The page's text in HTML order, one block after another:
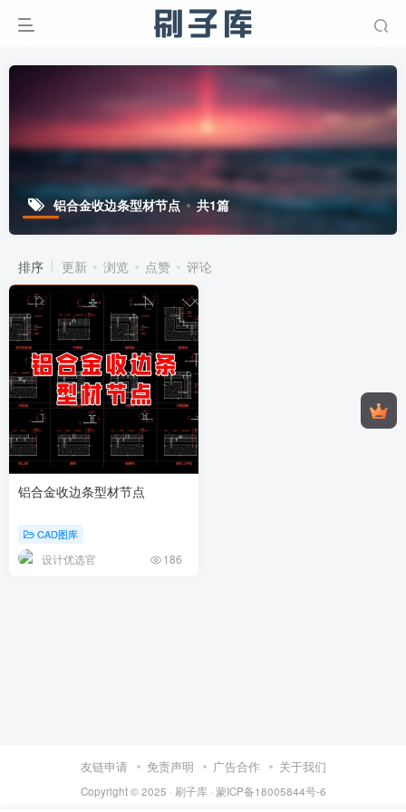
铝合金收边条型材节点 共1篇
排序 更新 浏览 点赞 评论
铝合金收边条型材节点
CAD图库
设计优选官 186
友链申请 免责声明 广告合作 关于我们
Copyright © 2025 · 刷子库 · 蒙ICP备18005844号-6